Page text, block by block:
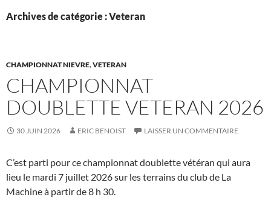
Archives de catégorie : Veteran
CHAMPIONNAT NIEVRE,VETERAN
CHAMPIONNAT
DOUBLETTE VETERAN 2026
30 JUIN 2026 ERIC BENOIST LAISSER UN COMMENTAIRE
C’est parti pour ce championnat doublette vétéran qui aura
lieu le mardi 7 juillet 2026 sur les terrains du club de La
Machine à partir de 8 h 30.